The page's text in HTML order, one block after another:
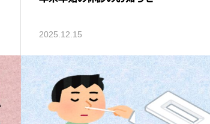
2025.12.15